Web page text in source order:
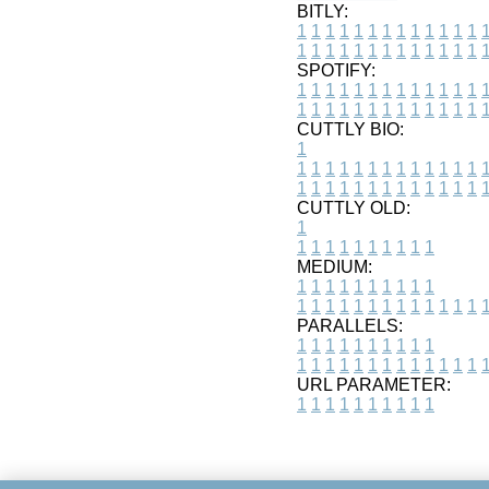
BITLY:
1 1 1 1 1 1 1 1 1 1 1 1 1 1
1 1 1 1 1 1 1 1 1 1 1 1 1 1
SPOTIFY:
1 1 1 1 1 1 1 1 1 1 1 1 1 1
1 1 1 1 1 1 1 1 1 1 1 1 1 1
CUTTLY BIO:
1
1 1 1 1 1 1 1 1 1 1 1 1 1 1
1 1 1 1 1 1 1 1 1 1 1 1 1 1
CUTTLY OLD:
1
1 1 1 1 1 1 1 1 1 1
MEDIUM:
1 1 1 1 1 1 1 1 1 1
1 1 1 1 1 1 1 1 1 1 1 1 1 1
PARALLELS:
1 1 1 1 1 1 1 1 1 1
1 1 1 1 1 1 1 1 1 1 1 1 1 1
URL PARAMETER:
1 1 1 1 1 1 1 1 1 1